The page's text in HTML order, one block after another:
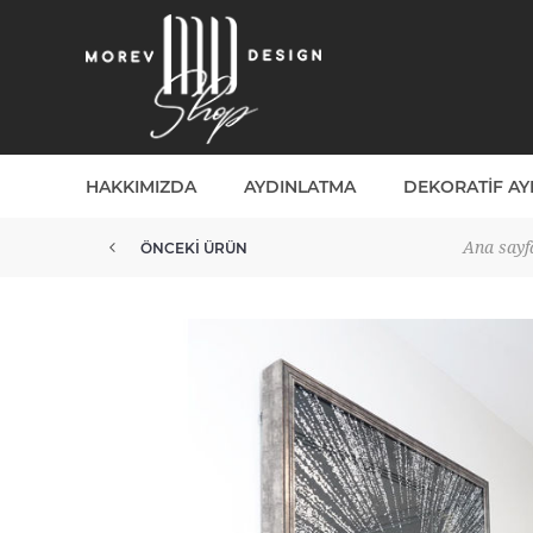
HAKKIMIZDA AYDINLATMA DEKORATIF
Ana
ÖNCEKI ÜRÜN